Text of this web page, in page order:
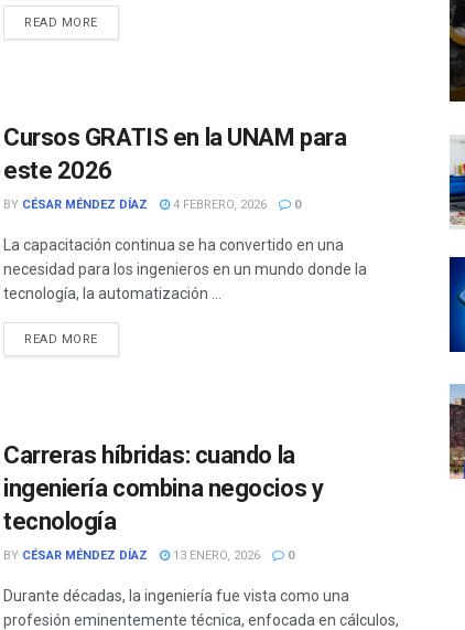
READ MORE
Cursos GRATIS en la UNAM para
este 2026
BY CÉSAR MÉNDEZ DÍAZ 4 FEBRERO, 2026 0
La capacitación continua se ha convertido en una
necesidad para los ingenieros en un mundo donde la
tecnología, la automatización ...
READ MORE
Carreras híbridas: cuando la
ingeniería combina negocios y
tecnología
BY CÉSAR MÉNDEZ DÍAZ 13 ENERO, 2026 0
Durante décadas, la ingeniería fue vista como una
profesión eminentemente técnica, enfocada en cálculos,